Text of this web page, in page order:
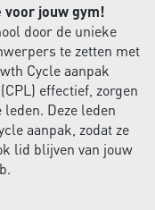
voor jouw gym!
door de unieke
te zetten met
Cycle aanpak
effectief, zorgen
Deze leden
aanpak, zodat ze
lid blijven van jouw